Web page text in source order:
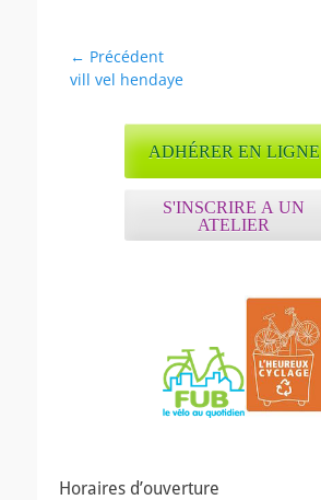
Navigation
de
← Précédent
Article
vill vel hendaye
ADHÉRER EN LIGNE
S'INSCRIRE A UN
ATELIER
Horaires d’ouverture